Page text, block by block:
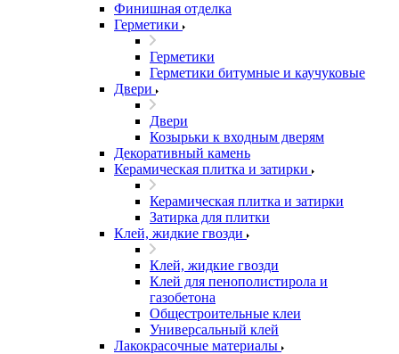
Финишная отделка
Герметики
Герметики
Герметики битумные и каучуковые
Двери
Двери
Козырьки к входным дверям
Декоративный камень
Керамическая плитка и затирки
Керамическая плитка и затирки
Затирка для плитки
Клей, жидкие гвозди
Клей, жидкие гвозди
Клей для пенополистирола и
газобетона
Общестроительные клеи
Универсальный клей
Лакокрасочные материалы